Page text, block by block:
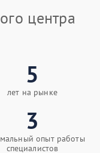
центра
5
лет на рынке
3
опыт работы
специалистов